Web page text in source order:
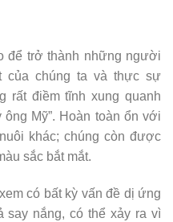
để trở thành những người
của chúng ta và thực sự
rất điềm tĩnh xung quanh
Mỹ”. Hoàn toàn ổn với
khác; chúng còn được
sắc bắt mắt.
có bất kỳ vấn đề dị ứng
say nắng, có thể xảy ra vì